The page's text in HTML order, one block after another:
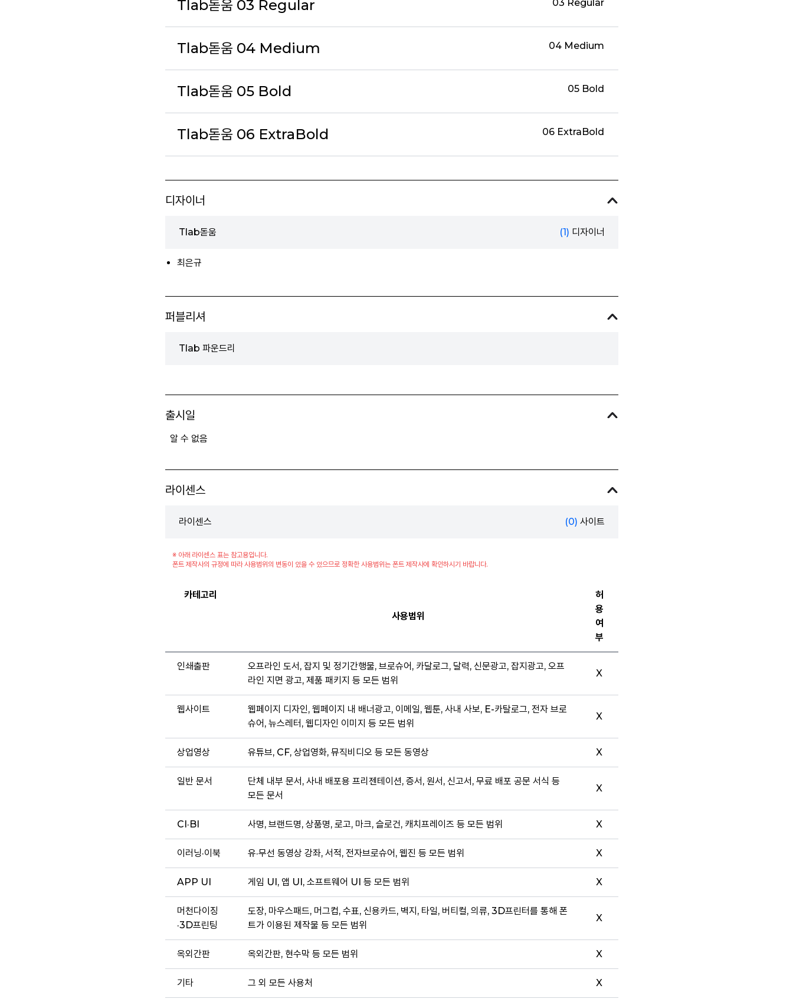
Tlab돋움 03 Regular 03 Regular
Tlab돋움 04 Medium 04 Medium
Tlab돋움 05 Bold 05 Bold
Tlab돋움 06 ExtraBold 06 ExtraBold
디자이너
Tlab돋움 (1) 디자이너
최은규
퍼블리셔
Tlab 파운드리
출시일
알 수 없음
라이센스
라이센스 (0) 사이트
※ 아래 라이센스 표는 참고용입니다.
폰트 제작사의 규정에 따라 사용범위의 변동이 있을 수 있으므로 정확한 사용범위는 폰트 제작사에 확인하시기 바랍니다.
카테고리
사용범위
허
용
여
부
인쇄출판
오프라인 도서, 잡지 및 정기간행물, 브로슈어, 카달로그, 달력, 신문광고, 잡지광고, 오프
라인 지면 광고, 제품 패키지 등 모든 범위
X
웹사이트
웹페이지 디자인, 웹페이지 내 배너광고, 이메일, 웹툰, 사내 사보, E-카탈로그, 전자 브로
슈어, 뉴스레터, 웹디자인 이미지 등 모든 범위
X
상업영상 유튜브, CF, 상업영화, 뮤직비디오 등 모든 동영상 X
일반 문서
단체 내부 문서, 사내 배포용 프리젠테이션, 증서, 원서, 신고서, 무료 배포 공문 서식 등
모든 문서
X
CI·BI 사명, 브랜드명, 상품명, 로고, 마크, 슬로건, 캐치프레이즈 등 모든 범위 X
이러닝·이북 유·무선 동영상 강좌, 서적, 전자브로슈어, 웹진 등 모든 범위 X
APP UI 게임 UI, 앱 UI, 소프트웨어 UI 등 모든 범위 X
머천다이징
·3D프린팅
도장, 마우스패드, 머그컵, 수표, 신용카드, 벽지, 타일, 버티컬, 의류, 3D프린터를 통해 폰
트가 이용된 제작물 등 모든 범위
X
옥외간판 옥외간판, 현수막 등 모든 범위 X
기타 그 외 모든 사용처 X